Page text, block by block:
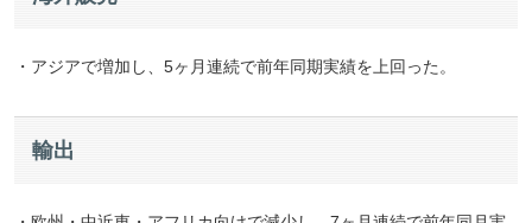
・アジアで増加し、5ヶ月連続で前年同期実績を上回った。
輸出